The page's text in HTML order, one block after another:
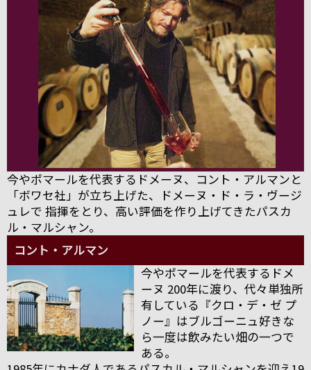
今やポマールを代表するドメーヌ、コント・アルマンと
「ボワセ社」が立ち上げた、ドメーヌ・ド・ラ・ヴージ
ュレで 指揮をとり、高い評価を作り上げてきたパスカ
ル・マルシャン。
コント・アルマン
今やポマールを代表するドメ
ーヌ 200年に渡り、代々単独所
有している『クロ・デ・ゼ プ
ノー』はブルゴーニュ好きな
ら一度は飲みたい畑の一つで
ある。